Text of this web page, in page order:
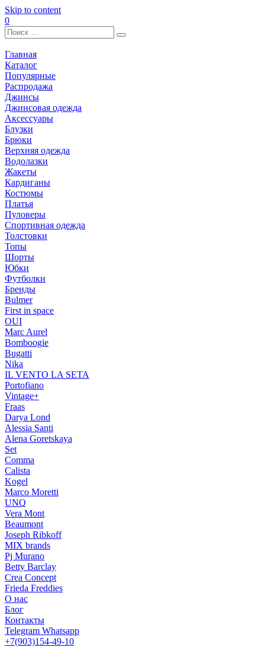
Skip to content
0
Главная
Каталог
Популярные
Распродажа
Джинсы
Джинсовая одежда
Аксессуары
Блузки
Брюки
Верхняя одежда
Водолазки
Жакеты
Кардиганы
Костюмы
Платья
Пуловеры
Спортивная одежда
Толстовки
Топы
Шорты
Юбки
Футболки
Бренды
Bulmer
First in space
OUI
Marc Aurel
Bomboogie
Bugatti
Nika
IL VENTO LA SETA
Portofiano
Vintage+
Fraas
Darya Lond
Alessia Santi
Alena Goretskaya
Set
Comma
Calista
Kogel
Marco Moretti
UNQ
Vera Mont
Beaumont
Joseph Ribkoff
MIX brands
Pj Murano
Betty Barclay
Crea Concept
Frieda Freddies
О нас
Блог
Контакты
Telegram Whatsapp
+7(903)154-49-10